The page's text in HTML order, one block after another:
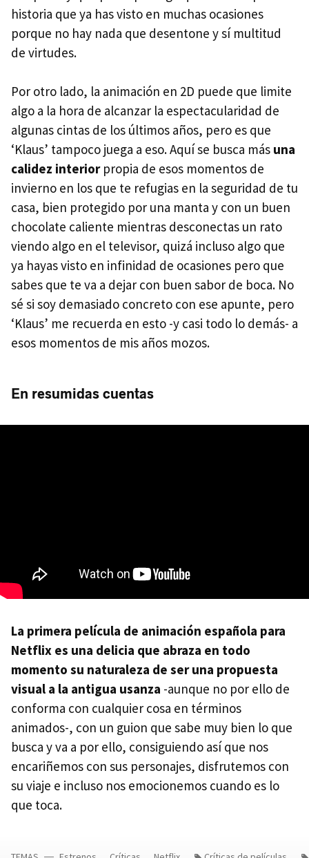
historia que ya has visto en muchas ocasiones
porque no hay nada que desentone y sí multitud
de virtudes.
Por otro lado, la animación en 2D puede que limite
algo a la hora de alcanzar la espectacularidad de
algunas cintas de los últimos años, pero es que
‘Klaus’ tampoco juega a eso. Aquí se busca más una
calidez interiorpropia de esos momentos de
invierno en los que te refugias en la seguridad de tu
casa, bien protegido por una manta y con un buen
chocolate caliente mientras desconectas un rato
viendo algo en el televisor, quizá incluso algo que
ya hayas visto en infinidad de ocasiones pero que
sabes que te va a dejar con buen sabor de boca. No
sé si soy demasiado concreto con ese apunte, pero
‘Klaus’ me recuerda en esto -y casi todo lo demás- a
esos momentos de mis años mozos.
En resumidas cuentas
La primera película de animación española para
Netflix es una delicia que abraza en todo
momento su naturaleza de ser una propuesta
visual a la antigua usanza -aunque no por ello de
conforma con cualquier cosa en términos
animados-, con un guion que sabe muy bien lo que
busca y va a por ello, consiguiendo así que nos
encariñemos con sus personajes, disfrutemos con
su viaje e incluso nos emocionemos cuando es lo
que toca.